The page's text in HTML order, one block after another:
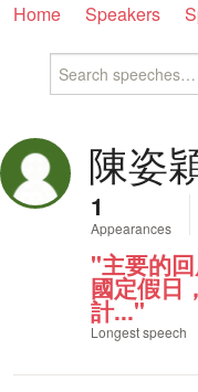
Home Speakers
陳姿
1
Appearances
"主要的
國定假日
計..."
Longest speech